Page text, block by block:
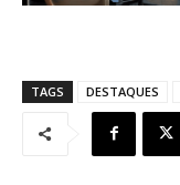
TAGS DESTAQUES